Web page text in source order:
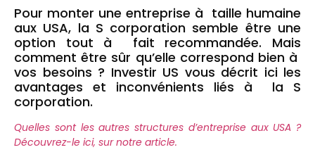
Pour monter une entreprise à taille humaine
aux USA, la S corporation semble être une
option tout à fait recommandée. Mais
comment être sûr qu’elle correspond bien à
vos besoins ? Investir US vous décrit ici les
avantages et inconvénients liés à la S
corporation.
Quelles sont les autres structures d’entreprise aux USA ?
Découvrez-le ici, sur notre article.